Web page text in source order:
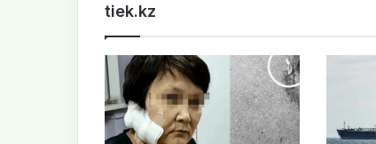
tiek.kz